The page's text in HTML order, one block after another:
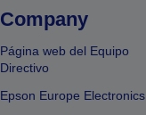
Company
Página web del Equipo
Directivo
Epson Europe Electronics